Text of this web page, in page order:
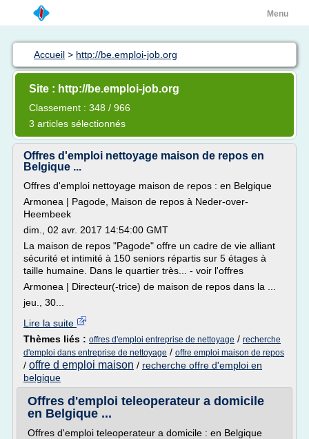
Menu
Accueil > http://be.emploi-job.org
Site : http://be.emploi-job.org
Classement : 348 / 966
3 articles sélectionnés
Offres d'emploi nettoyage maison de repos en
Belgique ...
Offres d'emploi nettoyage maison de repos : en Belgique
Armonea | Pagode, Maison de repos à Neder-over-
Heembeek
dim., 02 avr. 2017 14:54:00 GMT
La maison de repos "Pagode" offre un cadre de vie alliant
sécurité et intimité à 150 seniors répartis sur 5 étages à
taille humaine. Dans le quartier très... - voir l'offres
Armonea | Directeur(-trice) de maison de repos dans la ...
jeu., 30...
Lire la suite
Thèmes liés : offres d'emploi entreprise de nettoyage / recherche
d'emploi dans entreprise de nettoyage / offre emploi maison de repos
/ offre d emploi maison / recherche offre d'emploi en
belgique
Offres d'emploi teleoperateur a domicile
en Belgique ...
Offres d'emploi teleoperateur a domicile : en Belgique